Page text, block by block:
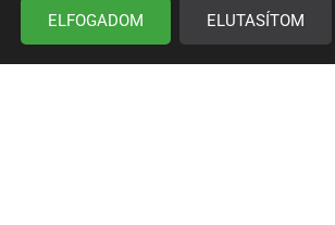
ELFOGADOM ELUTASÍTOM